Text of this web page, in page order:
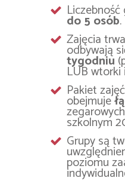
do 5 osób.
Zajęcia
odbywają
tygodniu
LUB wtorki
Pakiet
obejmuje
szkolnym
Grupy są
poziomu